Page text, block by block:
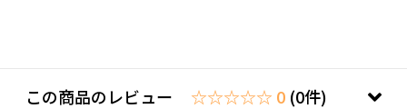
この商品のレビュー ☆☆☆☆☆ 0 (0件)